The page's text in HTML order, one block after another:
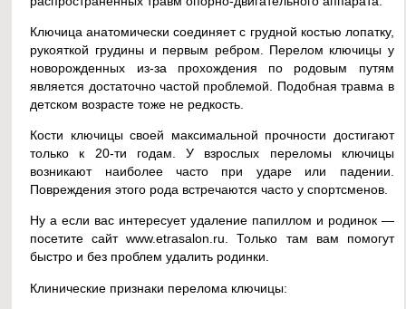
Ключица анатомически соединяет с грудной костью лопатку,
рукояткой грудины и первым ребром. Перелом ключицы у
новорожденных из-за прохождения по родовым путям
является достаточно частой проблемой. Подобная травма в
детском возрасте тоже не редкость.
Кости ключицы своей максимальной прочности достигают
только к 20-ти годам. У взрослых переломы ключицы
возникают наиболее часто при ударе или падении.
Повреждения этого рода встречаются часто у спортсменов.
Ну а если вас интересует удаление папиллом и родинок —
посетите сайт www.etrasalon.ru. Только там вам помогут
быстро и без проблем удалить родинки.
Клинические признаки перелома ключицы: